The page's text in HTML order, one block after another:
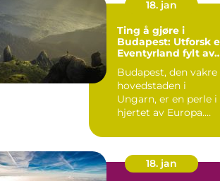
18. jan
Ting å gjøre i
Budapest: Utforsk
Eventyrland fylt av
Budapest, den vakre
hovedstaden i
Ungarn, er en perle i
hjertet av Europa.
arkitek...
18. jan